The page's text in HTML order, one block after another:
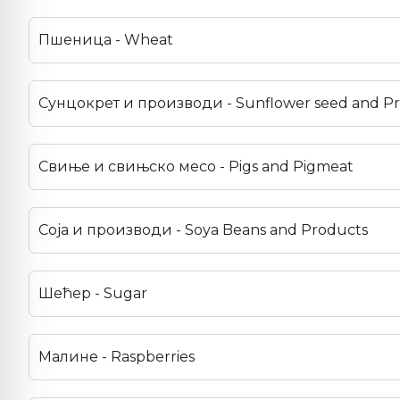
Пшеница - Wheat
Сунцокрет и производи - Sunflower seed and
Свиње и свињско месо - Pigs and Pigmeat
Соја и производи - Soya Beans and Products
Шећер - Sugar
Малине - Raspberries